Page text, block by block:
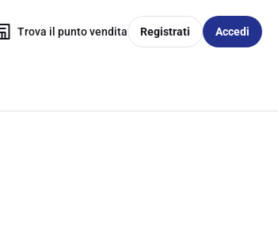
Trova il punto vendita Registrati Accedi